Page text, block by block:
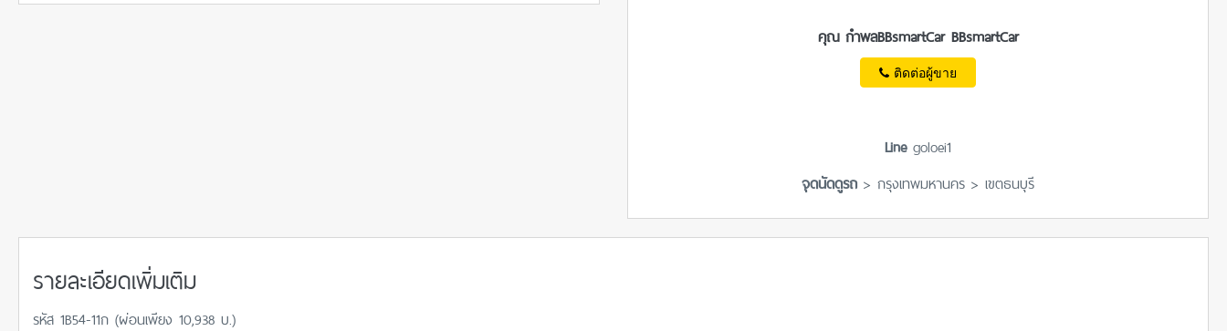
คุณ กำพลBBsmartCar BBsmartCar
ติดต่อผู้ขาย
Linegoloei1
จุดนัดดูรถ > กรุงเทพมหานคร > เขตธนบุรี
รายละเอียดเพิ่มเติม
รหัส 1B54-11ก (ผ่อนเพียง 10,938 บ.)